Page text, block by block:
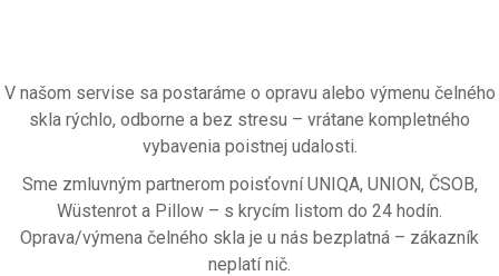
V našom servise sa postaráme o opravu alebo výmenu čelného
skla rýchlo, odborne a bez stresu – vrátane kompletného
vybavenia poistnej udalosti.
Sme zmluvným partnerom poisťovní UNIQA, UNION, ČSOB,
Wüstenrot a Pillow – s krycím listom do 24 hodín.
Oprava/výmena čelného skla je u nás bezplatná – zákazník
neplatí nič.